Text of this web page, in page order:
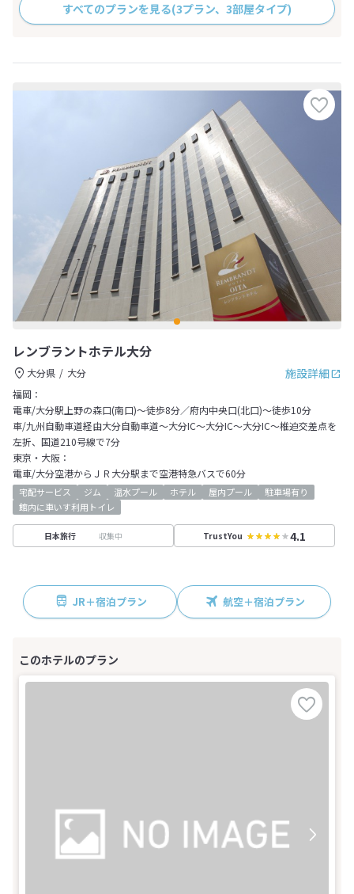
すべてのプランを見る(3プラン、3部屋タイプ)
レンブラントホテル大分
施設詳細
大分県
大分
福岡：
電車/大分駅上野の森口(南口)～徒歩8分／府内中央口(北口)～徒歩10分
車/九州自動車道経由大分自動車道～大分IC～大分IC～大分IC～椎迫交差点を
左折、国道210号線で7分
東京・大阪：
電車/大分空港からＪＲ大分駅まで空港特急バスで60分
宅配サービス ジム 温水プール ホテル 屋内プール
駐車場有り
館内に車いす利用トイレ
日本旅行 収集中 TrustYou 4.1
JR＋宿泊プラン 航空＋宿泊プラン